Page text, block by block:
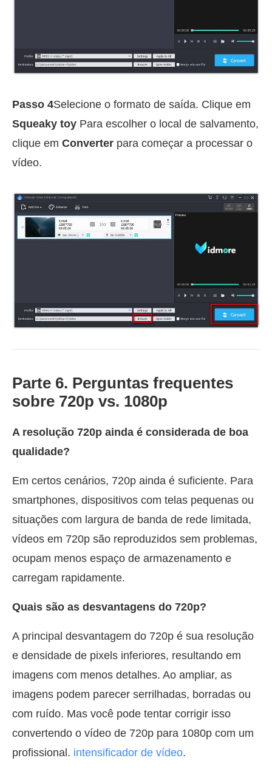
Passo 4Selecione o formato de saída. Clique em
Squeaky toy Para escolher o local de salvamento,
clique em Converter para começar a processar o
vídeo.
Parte 6. Perguntas frequentes
sobre 720p vs. 1080p
A resolução 720p ainda é considerada de boa
qualidade?
Em certos cenários, 720p ainda é suficiente. Para
smartphones, dispositivos com telas pequenas ou
situações com largura de banda de rede limitada,
vídeos em 720p são reproduzidos sem problemas,
ocupam menos espaço de armazenamento e
carregam rapidamente.
Quais são as desvantagens do 720p?
A principal desvantagem do 720p é sua resolução
e densidade de pixels inferiores, resultando em
imagens com menos detalhes. Ao ampliar, as
imagens podem parecer serrilhadas, borradas ou
com ruído. Mas você pode tentar corrigir isso
convertendo o vídeo de 720p para 1080p com um
profissional. intensificador de vídeo.